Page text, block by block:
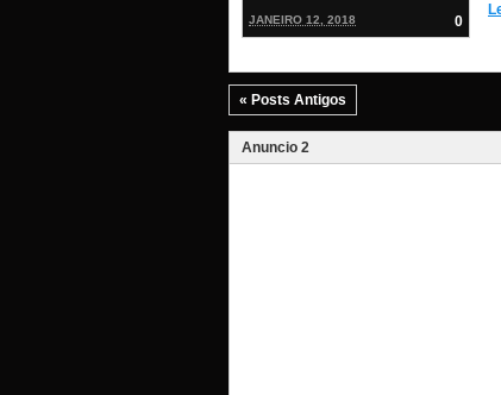
0
JANEIRO 12, 2018
« Posts Antigos
Anuncio 2